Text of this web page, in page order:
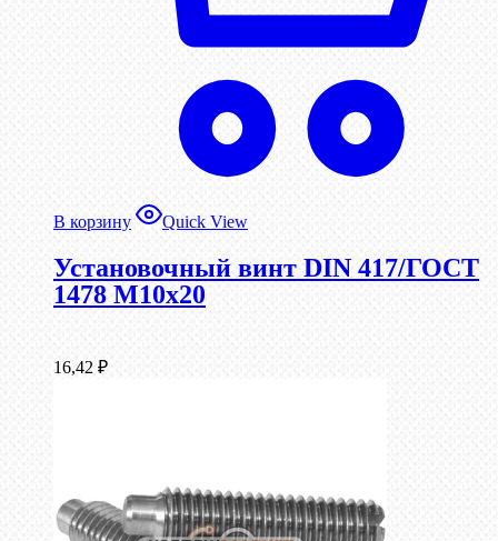
В корзину Quick View
Установочный винт DIN 417/ГОСТ
1478 М10х20
16,42 ₽